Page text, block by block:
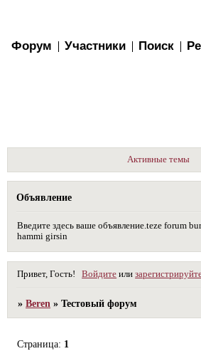
Форум Участники Поиск
Активные темы
Объявление
Введите здесь ваше объявление.teze forum
hammi girsin
Привет, Гость! Войдите или
»Beren »Тестовый форум
Страница: 1